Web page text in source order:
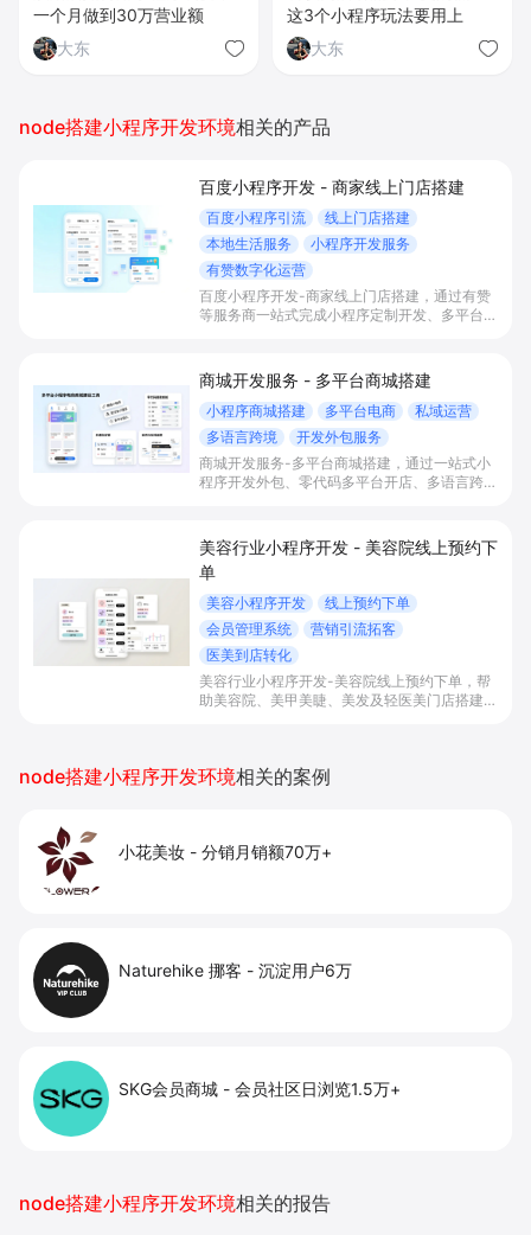
一个月做到30万营业额
大东
这3个小程序玩法要用上
大东
node搭建小程序开发环境相关的产品
百度小程序开发 - 商家线上门店搭建
百度小程序引流
线上门店搭建
本地生活服务
小程序开发服务
有赞数字化运营
百度小程序开发-商家线上门店搭建，通过有赞
等服务商一站式完成小程序定制开发、多平台联
提升到店与下单转化。
商城开发服务 - 多平台商城搭建
小程序商城搭建 多平台电商
私域运营
多语言跨境
开发外包服务
商城开发服务-多平台商城搭建，通过一站式小
程序开发外包、零代码多平台开店、多语言跨境
道流量并提升复购和销售。
美容行业小程序开发 - 美容院线上预约下
单
美容小程序开发
线上预约下单
会员管理系统
营销引流拓客
医美到店转化
美容行业小程序开发-美容院线上预约下单，帮
助美容院、美甲美睫、美发及轻医美门店搭建线
node搭建小程序开发环境相关的案例
小花美妆 - 分销月销额70万+
Naturehike 挪客 - 沉淀用户6万
SKG会员商城 - 会员社区日浏览1.5万+
node搭建小程序开发环境相关的报告